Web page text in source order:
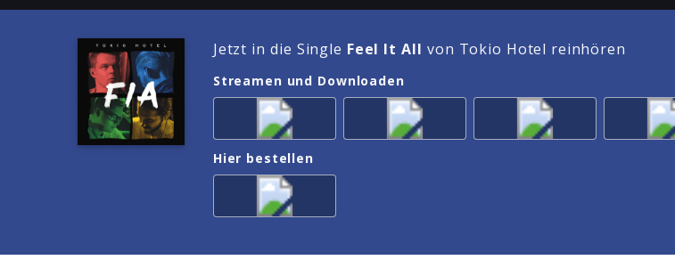
Jetzt in die Single Feel It All von Tokio Hotel reinhören
Streamen und Downloaden
Hier bestellen